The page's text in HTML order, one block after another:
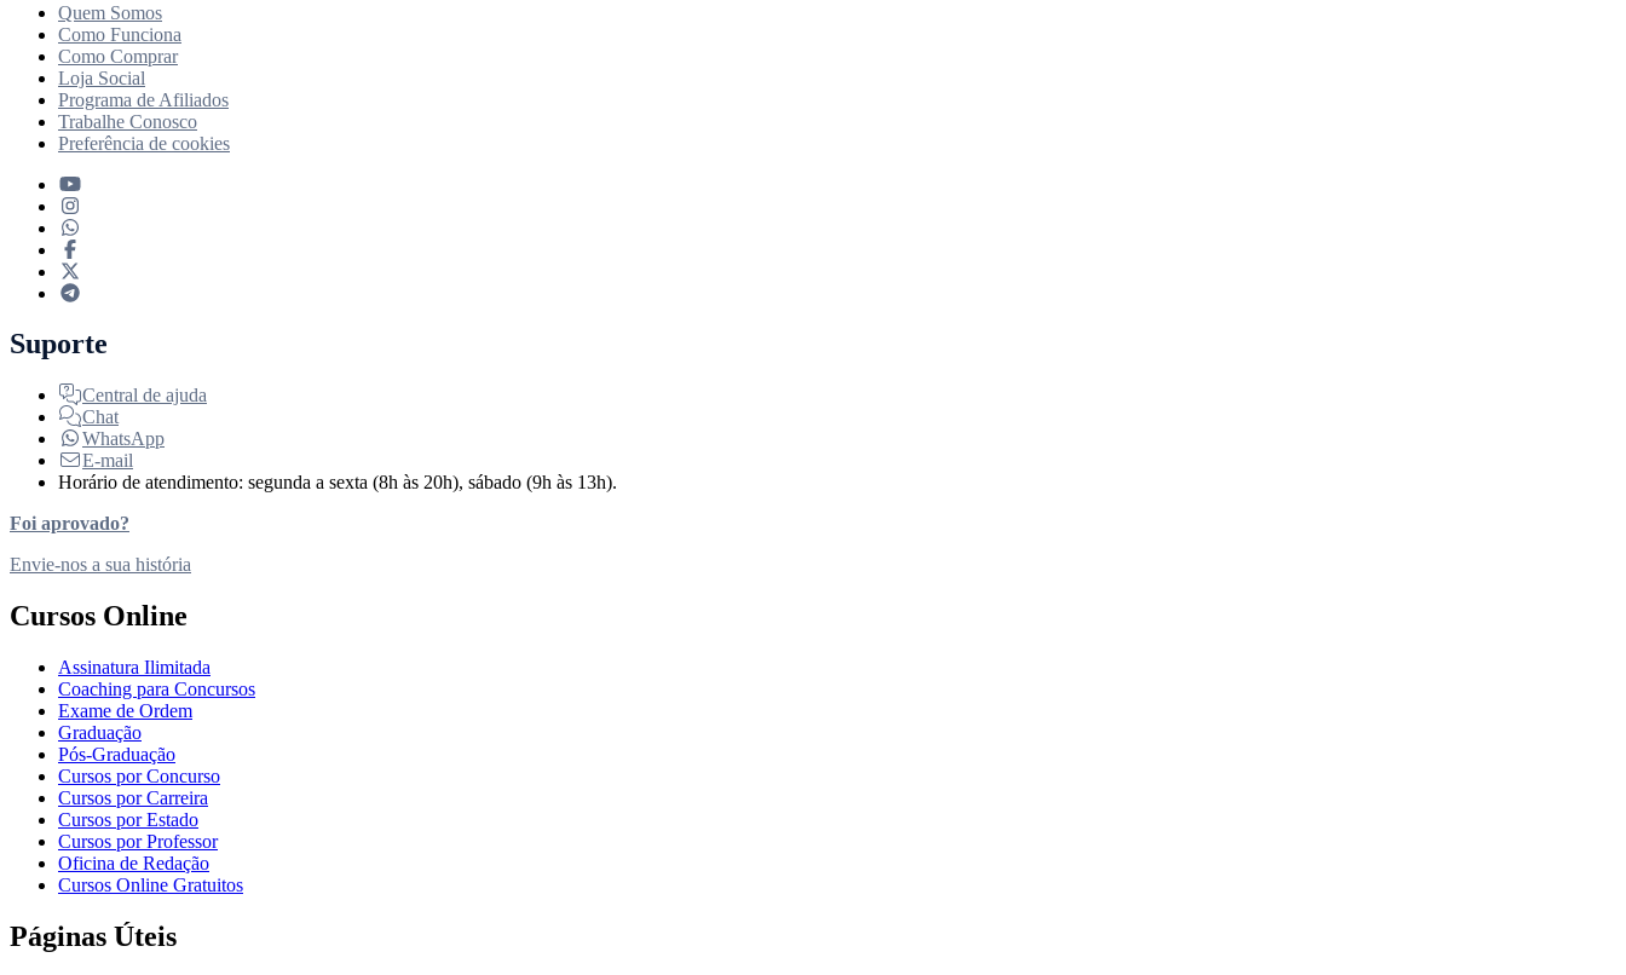
Quem Somos
Como Funciona
Como Comprar
Loja Social
Programa de Afiliados
Trabalhe Conosco
Preferência de cookies
Suporte
Central de ajuda
Chat
WhatsApp
E-mail
Horário de atendimento: segunda a sexta (8h às 20h), sábado (9h às 13h).
Foi aprovado?
Envie-nos a sua história
Cursos Online
Assinatura Ilimitada
Coaching para Concursos
Exame de Ordem
Graduação
Pós-Graduação
Cursos por Concurso
Cursos por Carreira
Cursos por Estado
Cursos por Professor
Oficina de Redação
Cursos Online Gratuitos
Páginas Úteis